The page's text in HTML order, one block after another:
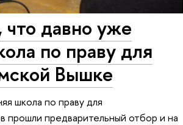
что давно уже
по праву для
Вышке
школа по праву для
прошли предварительный отбор и на